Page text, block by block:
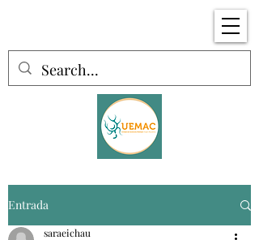
Entrada
saraeichau